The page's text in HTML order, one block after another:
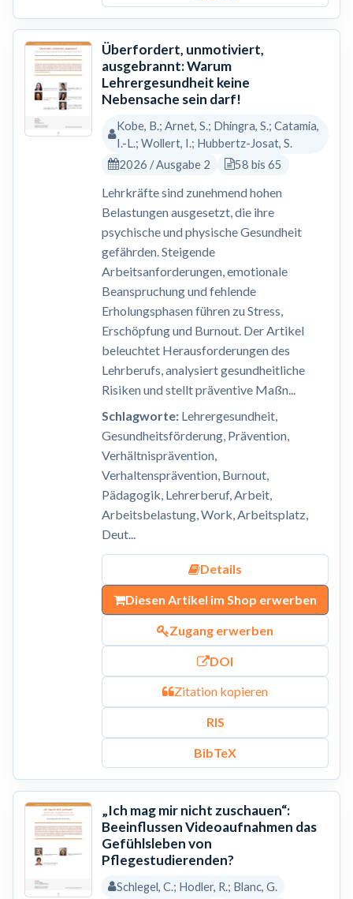
Überfordert, unmotiviert,
ausgebrannt: Warum
Lehrergesundheit keine
Nebensache sein darf!
Kobe, B.; Arnet, S.; Dhingra, S.; Catamia,
I.-L.; Wollert, I.; Hubbertz-Josat, S.
2026 / Ausgabe 2
58 bis 65
Lehrkräfte sind zunehmend hohen
Belastungen ausgesetzt, die ihre
psychische und physische Gesundheit
gefährden. Steigende
Arbeitsanforderungen, emotionale
Beanspruchung und fehlende
Erholungsphasen führen zu Stress,
Erschöpfung und Burnout. Der Artikel
beleuchtet Herausforderungen des
Lehrberufs, analysiert gesundheitliche
Risiken und stellt präventive Maßn...
Schlagworte:Lehrergesundheit,
Gesundheitsförderung, Prävention,
Verhältnisprävention,
Verhaltensprävention, Burnout,
Pädagogik, Lehrerberuf, Arbeit,
Arbeitsbelastung, Work, Arbeitsplatz,
Deut...
Details
Diesen Artikel im Shop erwerben
Zugang erwerben
DOI
Zitation kopieren
RIS
BibTeX
„Ich mag mir nicht zuschauen“:
Beeinflussen Videoaufnahmen das
Gefühlsleben von
Pflegestudierenden?
Schlegel, C.; Hodler, R.; Blanc, G.